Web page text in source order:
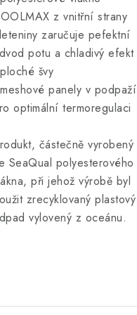
z vnitřní strany
zaručuje pefektní
potu a chladivý efekt
švy
panely v podpaží
optimální termoregulaci
částečně vyrobený
SeaQual polyesterového
při jehož výrobě byl
zrecyklovaný plastový
vylovený z oceánu.